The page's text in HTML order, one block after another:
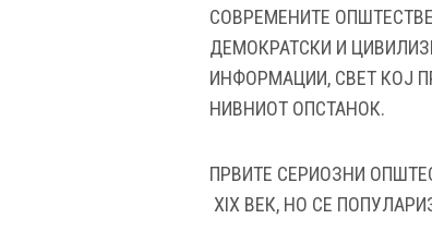
СОВРЕМЕНИТЕ
ДЕМОКРАТСКИ И
ИНФОРМАЦИИ, СВЕТ КОЈ
НИВНИОТ ОПСТАНОК.
ПРВИТЕ СЕРИОЗНИ
ХIХ ВЕК, НО СЕ